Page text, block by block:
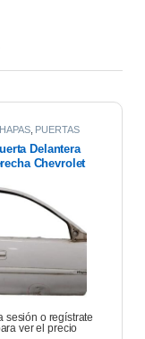
, PUERTAS
Delantera
Chevrolet
sesión o regístrate
ver el precio